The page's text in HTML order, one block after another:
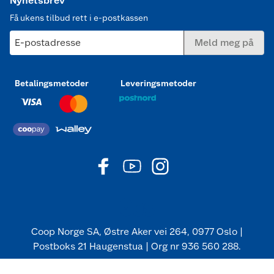
Få ukens tilbud rett i e-postkassen
E-postadresse Meld meg på
Betalingsmetoder Leveringsmetoder
Coop Norge SA, Østre Aker vei 264, 0977 Oslo |
Postboks 21 Haugenstua | Org nr 936 560 288.